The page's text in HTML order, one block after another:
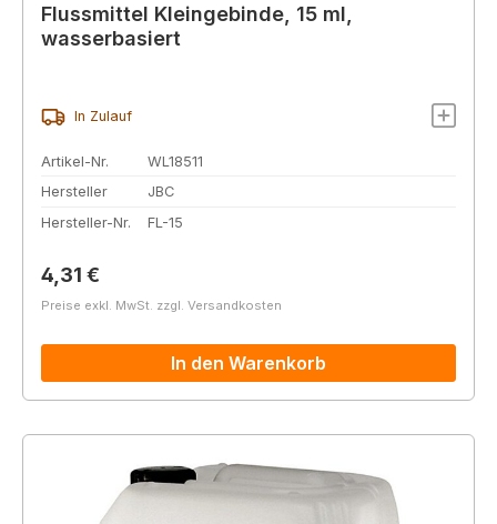
Flussmittel Kleingebinde, 15 ml,
wasserbasiert
In Zulauf
Artikel-Nr.
WL18511
Hersteller
JBC
Hersteller-Nr.
FL-15
Regulärer Preis:
4,31 €
Preise exkl. MwSt. zzgl. Versandkosten
In den Warenkorb